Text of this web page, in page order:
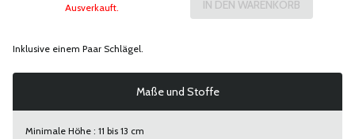
Ausverkauft.
Inklusive einem Paar Schlägel.
Maße und Stoffe
Minimale Höhe : 11 bis 13 cm